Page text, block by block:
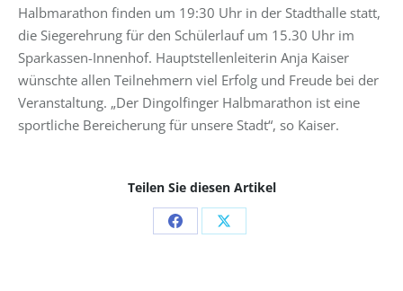
Halbmarathon finden um 19:30 Uhr in der Stadthalle statt,
die Siegerehrung für den Schülerlauf um 15.30 Uhr im
Sparkassen-Innenhof. Hauptstellenleiterin Anja Kaiser
wünschte allen Teilnehmern viel Erfolg und Freude bei der
Veranstaltung. „Der Dingolfinger Halbmarathon ist eine
sportliche Bereicherung für unsere Stadt“, so Kaiser.
Teilen Sie diesen Artikel
Share Share